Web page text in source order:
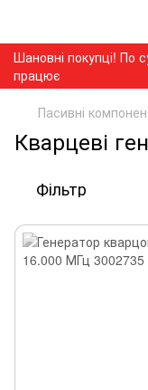
Шановні покупці! По
працює
Пасивні
Кварцеві
Фільтр